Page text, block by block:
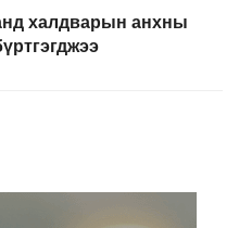
халдварын анхны